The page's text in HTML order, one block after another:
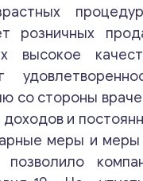
Отправьте
Email*
розничных
высокое
со стороны
и
меры и